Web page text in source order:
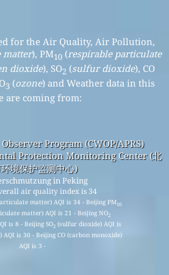
for the Air Quality, Air Pollution,
), PM10(respirable particulate
dioxide), SO2 (sulfur dioxide), CO
3 (ozone) and Weather data in this
are coming from:
Program (CWOP/APRS)
Protection Monitoring Center (北
境保护监测中心)
in Peking
air quality index is 34
matter) AQI is 34 - Beijing PM10
matter) AQI is 21 - Beijing NO2
is 8 - Beijing SO2 (sulfur dioxide) AQI is
AQI is 30 - Beijing CO (carbon monoxide)
AQI is 3 -